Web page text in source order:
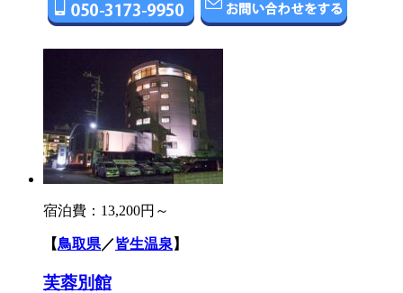
宿泊費： 13,200円～
【鳥取県／皆生温泉 】
芙蓉別館